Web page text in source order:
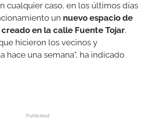
cualquier caso, en los últimos días
un nuevo espacio de
en la calle Fuente Tojar.
hicieron los vecinos y
hace una semana", ha indicado